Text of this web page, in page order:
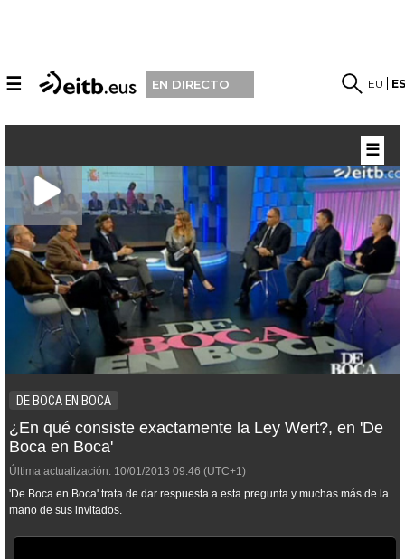
☰ EN DIRECTO EU
DE BOCA EN BOCA
¿En qué consiste exactamente la Ley Wert?, en 'De
Boca en Boca'
Última actualización: 10/01/2013 09:46 (UTC+1)
'De Boca en Boca' trata de dar respuesta a esta pregunta y muchas más de la
mano de sus invitados.
☰